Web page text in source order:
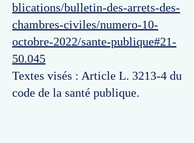
blications/bulletin-des-arrets-des-
chambres-civiles/numero-10-
octobre-2022/sante-publique#21-
50.045
Textes visés : Article L. 3213-4 du
code de la santé publique.